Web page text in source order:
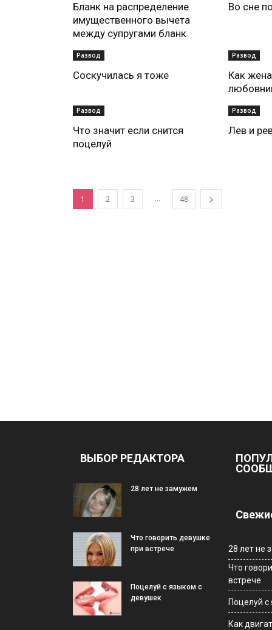
Бланк на распределение
имущественного вычета
между супругами бланк
Во сне
Развод
Соскучилась я тоже
Развод
Как
Развод
Что значит если снится
поцелуй
Развод
Лев и
1 2 3 ... 48
ВЫБОР РЕДАКТОРА
28 лет не замужем
Что говорить девушке
при встрече
Поцелуй с языком с
девушек
28 лет не
Что
встрече
Поцелуй
Как